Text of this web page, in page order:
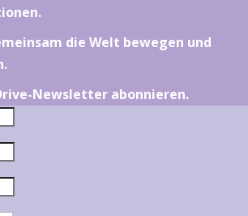
die Welt bewegen und
Newsletter abonnieren.